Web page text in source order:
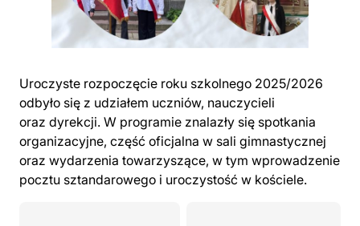
Uroczyste rozpoczęcie roku szkolnego 2025/2026
odbyło się z udziałem uczniów, nauczycieli
oraz dyrekcji. W programie znalazły się spotkania
organizacyjne, część oficjalna w sali gimnastycznej
oraz wydarzenia towarzyszące, w tym wprowadzenie
pocztu sztandarowego i uroczystość w kościele.